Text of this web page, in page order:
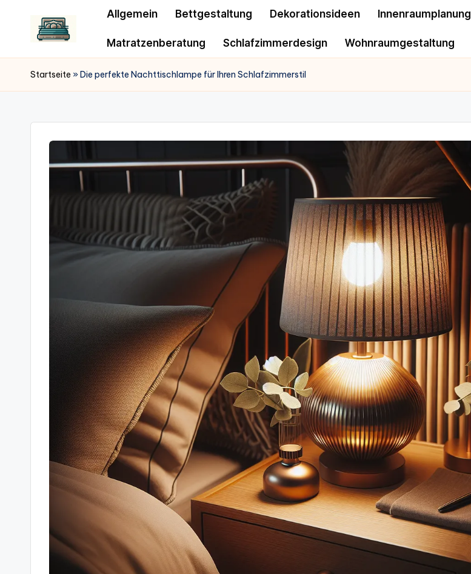
Allgemein Bettgestaltung Dekorationsideen Innenraumplanung
Matratzenberatung Schlafzimmerdesign Wohnraumgestaltung
Startseite »Die perfekte Nachttischlampe für Ihren Schlafzimmerstil